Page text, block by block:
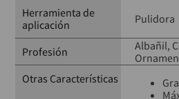
Herramienta de
aplicación
Pulidora
Profesión Albañil
Otras Características